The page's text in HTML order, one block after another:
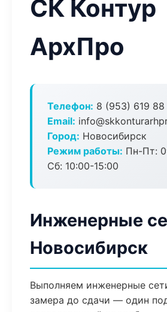
СК Контур
АрхПро
Телефон: 8 (953) 619
Email:
Город: Новосибирск
Режим работы: Пн-Пт:
Сб: 10:00-15:00
Инженерные
Новосибирск
Выполняем инженерные
замера до сдачи — один